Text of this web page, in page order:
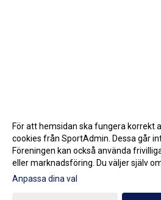
Gå till Webbversion
För att hemsidan ska fungera korrekt
cookies från SportAdmin. Dessa går
Föreningen kan också använda
eller marknadsföring. Du väljer själv
Anpassa dina val